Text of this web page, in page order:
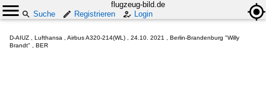
flugzeug-bild.de
Suche
Registrieren Login
D-AIUZ , Lufthansa , Airbus A320-214(WL) , 24.10. 2021 , Berlin-Brandenburg "Willy
Brandt" , BER